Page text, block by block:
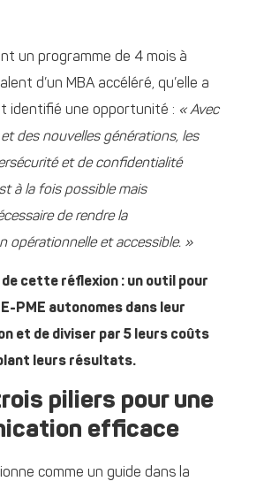
un programme de 4 mois à
d’un MBA accéléré, qu’elle a
identifié une opportunité : « Avec
et des nouvelles générations, les
et de confidentialité
à la fois possible mais
de rendre la
opérationnelle et accessible. »
cette réflexion : un outil pour
PME autonomes dans leur
et de diviser par 5 leurs coûts
leurs résultats.
piliers pour une
efficace
comme un guide dans la